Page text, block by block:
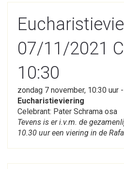
07/11/2021
10:30
zondag 7 november, 10:30 uur
Eucharistieviering
Celebrant: Pater Schrama osa
Tevens is er i.v.m. de
10.30 uur een viering in de